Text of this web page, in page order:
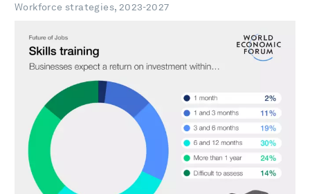
Workforce strategies, 2023-2027